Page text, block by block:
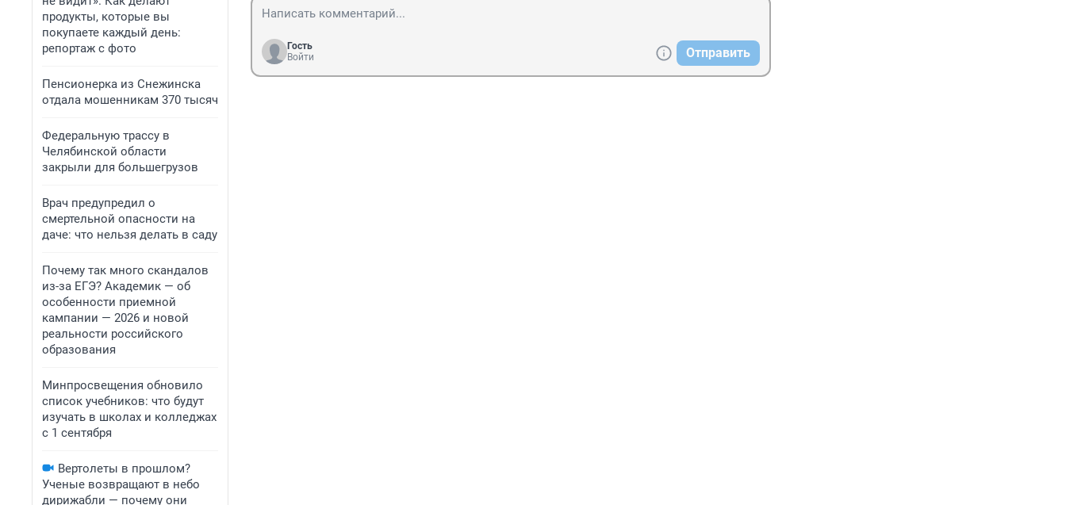
продукты, которые вы
покупаете каждый день:
репортаж с фото
Пенсионерка из Снежинска
отдала мошенникам 370 тысяч
Федеральную трассу в
Челябинской области
закрыли для большегрузов
Врач предупредил о
смертельной опасности на
даче: что нельзя делать в саду
Почему так много скандалов
из-за ЕГЭ? Академик — об
особенности приемной
кампании — 2026 и новой
реальности российского
образования
Минпросвещения обновило
список учебников: что будут
изучать в школах и колледжах
с 1 сентября
Вертолеты в прошлом?
Ученые возвращают в небо
дирижабли — почему они
Гость
Войти
Отправить